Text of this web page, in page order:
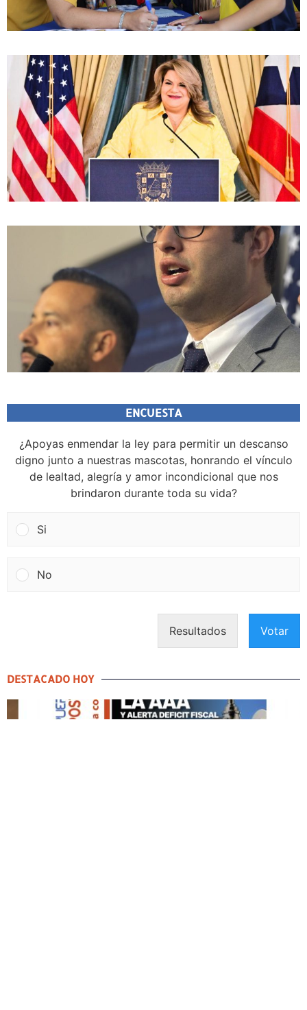
ENCUESTA
¿Apoyas enmendar la ley para permitir un descanso
digno junto a nuestras mascotas, honrando el vínculo
de lealtad, alegría y amor incondicional que nos
brindaron durante toda su vida?
Si
No
Resultados Votar
DESTACADO HOY